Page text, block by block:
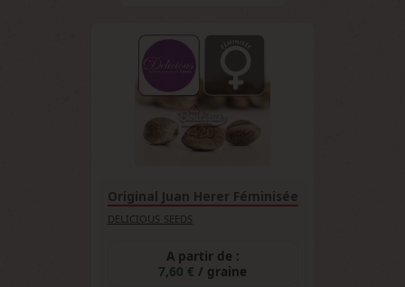
Original Juan Herer Féminisée
DELICIOUS SEEDS
A partir de :
7,60 € / graine